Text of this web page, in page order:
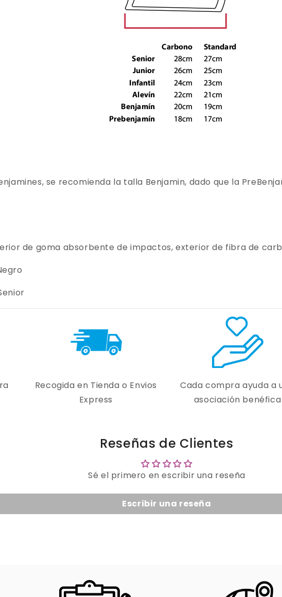
se recomienda la talla Benjamin, dado que la
de goma absorbente de impactos, exterior de fibra de
Recogida en Tienda o Envios
Express
Cada compra ayuda a
asociación benéfica
Reseñas de Clientes
Sé el primero en escribir una reseña
Escribir una reseña